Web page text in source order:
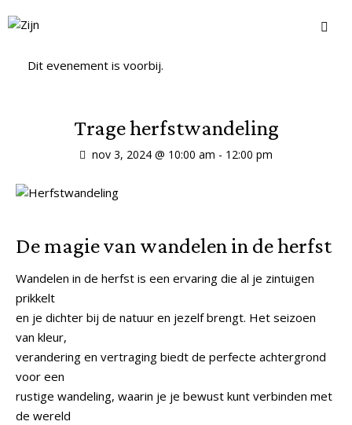
Dit evenement is voorbij.
Trage herfstwandeling
nov 3, 2024 @ 10:00 am - 12:00 pm
De magie van wandelen in de herfst
Wandelen in de herfst is een ervaring die al je zintuigen
prikkelt
en je dichter bij de natuur en jezelf brengt. Het seizoen
van kleur,
verandering en vertraging biedt de perfecte achtergrond
voor een
rustige wandeling, waarin je je bewust kunt verbinden met
de wereld